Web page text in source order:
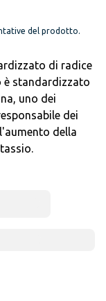
del prodotto.
di radice
è standardizzato
uno dei
dei
della